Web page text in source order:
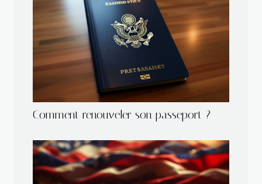
Comment renouveler son passeport ?